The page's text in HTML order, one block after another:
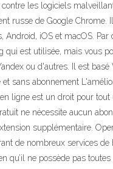
les logiciels
russe de Google Chrome.
Android, iOS et macOS. Par
qui est utilisée, mais vous
ou d'autres. Il est
sans abonnement
ligne est un droit pour
ne nécessite aucun
supplémentaire.
de nombreux services de
qu’il ne possède pas